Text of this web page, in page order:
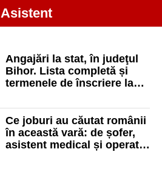
Asistent
Angajări la stat, în judeţul
Bihor. Lista completă și
termenele de înscriere la
Ce joburi au căutat românii
în această vară: de șofer,
asistent medical și operator